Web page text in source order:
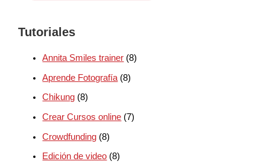
Tutoriales
Annita Smiles trainer (8)
Aprende Fotografía (8)
Chikung (8)
Crear Cursos online (7)
Crowdfunding (8)
Edición de video (8)